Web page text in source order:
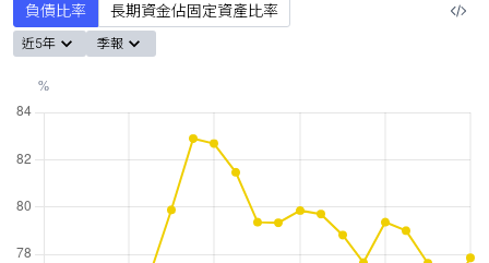
負債比率 長期資金佔固定資產比率
近5年 季報